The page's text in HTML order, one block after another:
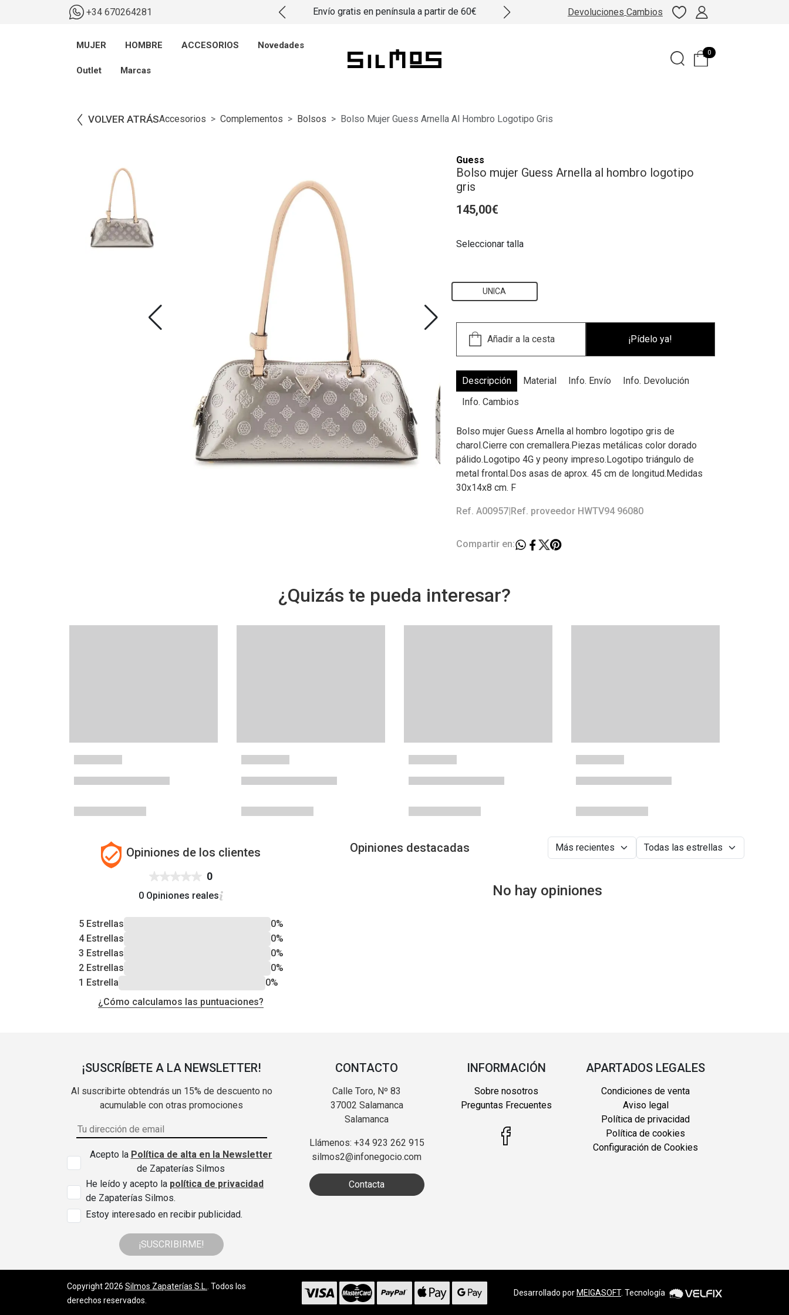
+34 670264281 Envío gratis en península a partir de 60€ Devoluciones Cambios
MUJER HOMBRE ACCESORIOS Novedades
Outlet Marcas
0
VOLVER ATRÁSAccesorios Complementos Bolsos Bolso Mujer Guess Arnella Al Hombro Logotipo Gris
Guess
Bolso mujer Guess Arnella al hombro logotipo
gris
145,00€
Seleccionar talla
UNICA
¡Pídelo ya!
Descripción Material Info. Envío
Info. Devolución
Info. Cambios
Bolso mujer Guess Arnella al hombro logotipo gris de
charol.Cierre con cremallera.Piezas metálicas color dorado
pálido.Logotipo 4G y peony impreso.Logotipo triángulo de
metal frontal.Dos asas de aprox. 45 cm de longitud.Medidas
30x14x8 cm. F
Ref. A00957|Ref. proveedor HWTV94 96080
Compartir en:
¿Quizás te pueda interesar?
Opiniones de los clientes
0
0 Opiniones reales
5 Estrellas
0%
4 Estrellas
0%
3 Estrellas
0%
2 Estrellas
0%
1 Estrella
0%
¿Cómo calculamos las puntuaciones?
Opiniones destacadas
No hay opiniones
¡SUSCRÍBETE A LA NEWSLETTER!
Al suscribirte obtendrás un 15% de descuento no
acumulable con otras promociones
Acepto la Política de alta en la Newsletter
de Zapaterías Silmos
He leído y acepto la política de privacidad
de Zapaterías Silmos.
Estoy interesado en recibir publicidad.
¡SUSCRIBIRME!
CONTACTO
Calle Toro, Nº 83
37002 Salamanca
Salamanca
Llámenos: +34 923 262 915
silmos2@infonegocio.com
Contacta
INFORMACIÓN
Sobre nosotros
Preguntas Frecuentes
APARTADOS LEGALES
Condiciones de venta
Aviso legal
Política de privacidad
Política de cookies
Configuración de Cookies
Copyright 2026 Silmos Zapaterías S.L.
. Todos los
derechos reservados.
Desarrollado por MEIGASOFT. Tecnología